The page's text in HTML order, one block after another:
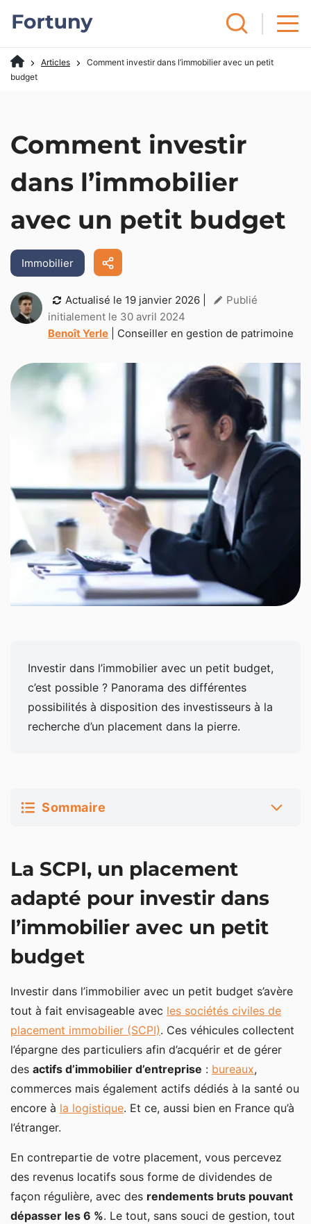
Articles
Comment investir dans l’immobilier avec un petit
budget
Comment investir
dans l’immobilier
avec un petit budget
Immobilier
Actualisé le 19 janvier 2026
Publié
initialement le 30 avril 2024
Benoît Yerle
| Conseiller en gestion de patrimoine
Investir dans l’immobilier avec un petit budget,
c’est possible ? Panorama des différentes
possibilités à disposition des investisseurs à la
recherche d’un placement dans la pierre.
Sommaire
l’immobilier avec un petit budget
Le crowdfunding immobilier, un investissement
accessible
Comment investir dans l’immobilier avec un petit
budget pour devenir propriétaire bailleur
Investir dans une résidence de services en LMNP
Privilégier les villes les plus abordables pour un
investissement locatif
Le démembrement immobilier
Investir dans l’immobilier avec un petit budget : les
placements alternatifs
La SCPI, un placement
adapté pour investir dans
l’immobilier avec un petit
budget
Investir dans l’immobilier avec un petit budget s’avère
tout à fait envisageable avec les sociétés civiles de
placement immobilier (SCPI). Ces véhicules collectent
l’épargne des particuliers afin d’acquérir et de gérer
des actifs d’immobilier d’entreprise : bureaux,
commerces mais également actifs dédiés à la santé ou
encore à la logistique. Et ce, aussi bien en France qu’à
l’étranger.
En contrepartie de votre placement, vous percevez
des revenus locatifs sous forme de dividendes de
façon régulière, avec des rendements bruts pouvant
dépasser les 6 %. Le tout, sans souci de gestion, tout